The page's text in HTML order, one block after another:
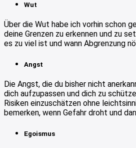
Wut
Über die Wut habe ich vorhin schon
deine Grenzen zu erkennen und zu
es zu viel ist und wann Abgrenzung
Angst
Die Angst, die du bisher nicht
dich aufzupassen und dich zu
Risiken einzuschätzen ohne
bemerken, wenn Gefahr droht und
Egoismus